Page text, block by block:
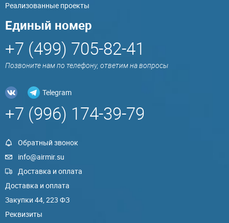
Реализованные проекты
Единый номер
+7 (499) 705-82-41
Позвоните нам по телефону, ответим на вопросы
Telegram
+7 (996) 174-39-79
Обратный звонок
info@airmir.su
Доставка и оплата
Доставка и оплата
Закупки 44, 223 ФЗ
Реквизиты